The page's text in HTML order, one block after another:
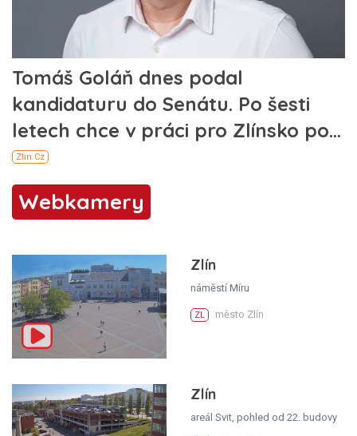
Webkamery
Zlín
náměstí Míru
ZL město Zlín
Zlín
areál Svit, pohled od 22. budovy